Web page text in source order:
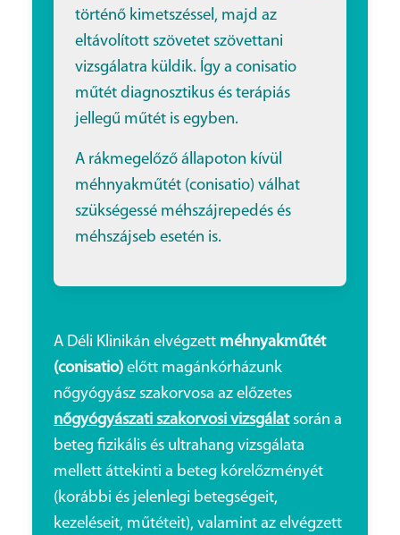
történő kimetszéssel, majd az
eltávolított szövetet szövettani
vizsgálatra küldik. Így a conisatio
műtét diagnosztikus és terápiás
jellegű műtét is egyben.
A rákmegelőző állapoton kívül
méhnyakműtét (conisatio) válhat
szükségessé méhszájrepedés és
méhszájseb esetén is.
A Déli Klinikán elvégzett méhnyakműtét
(conisatio) előtt magánkórházunk
nőgyógyász szakorvosa az előzetes
nőgyógyászati szakorvosi vizsgálatsorán a
beteg fizikális és ultrahang vizsgálata
mellett áttekinti a beteg kórelőzményét
(korábbi és jelenlegi betegségeit,
kezeléseit, műtéteit), valamint az elvégzett